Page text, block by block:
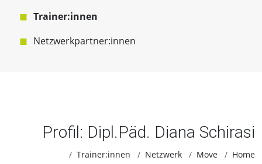
Trainer:innen
Netzwerkpartner:innen
Profil: Dipl.Päd. Diana Schirasi
Trainer:innen Netzwerk Move Home